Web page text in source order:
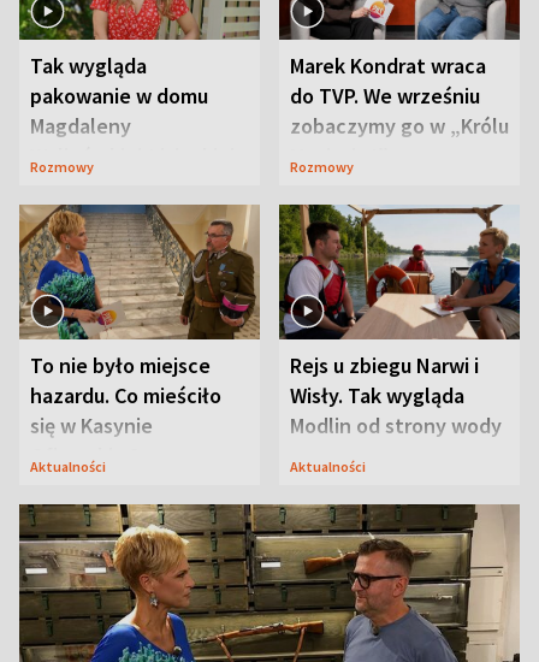
Tak wygląda
pakowanie w domu
Magdaleny
Waligórskiej-Lisieckiej.
Rozmowy
Marek Kondrat wraca
do TVP. We wrześniu
zobaczymy go w „Królu
Maciusiu I”
Rozmowy
To nie było miejsce
hazardu. Co mieściło
się w Kasynie
Oficerskim?
Aktualności
Rejs u zbiegu Narwi i
Wisły. Tak wygląda
Modlin od strony wody
Aktualności